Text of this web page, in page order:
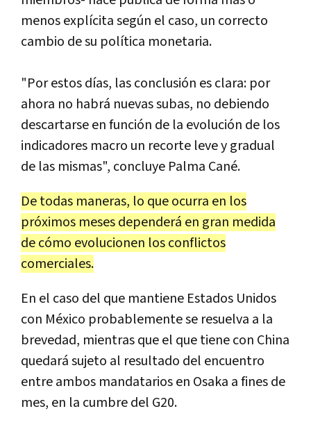
menos explícita según el caso, un correcto
cambio de su política monetaria.
"Por estos días, las conclusión es clara: por
ahora no habrá nuevas subas, no debiendo
descartarse en función de la evolución de los
indicadores macro un recorte leve y gradual
de las mismas", concluye Palma Cané.
De todas maneras, lo que ocurra en los
próximos meses dependerá en gran medida
de cómo evolucionen los conflictos
comerciales.
En el caso del que mantiene Estados Unidos
con México probablemente se resuelva a la
brevedad, mientras que el que tiene con China
quedará sujeto al resultado del encuentro
entre ambos mandatarios en Osaka a fines de
mes, en la cumbre del G20.